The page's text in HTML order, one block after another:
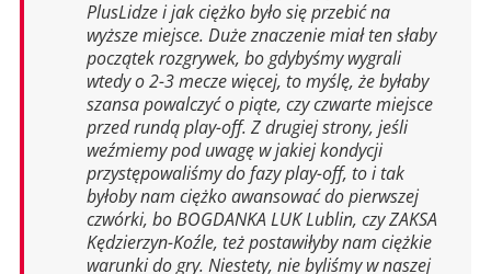
PlusLidze i jak ciężko było się przebić na
wyższe miejsce. Duże znaczenie miał ten słaby
początek rozgrywek, bo gdybyśmy wygrali
wtedy o 2-3 mecze więcej, to myślę, że byłaby
szansa powalczyć o piąte, czy czwarte miejsce
przed rundą play-off. Z drugiej strony, jeśli
weźmiemy pod uwagę w jakiej kondycji
przystępowaliśmy do fazy play-off, to i tak
byłoby nam ciężko awansować do pierwszej
czwórki, bo BOGDANKA LUK Lublin, czy ZAKSA
Kędzierzyn-Koźle, też postawiłyby nam ciężkie
warunki do gry. Niestety, nie byliśmy w naszej